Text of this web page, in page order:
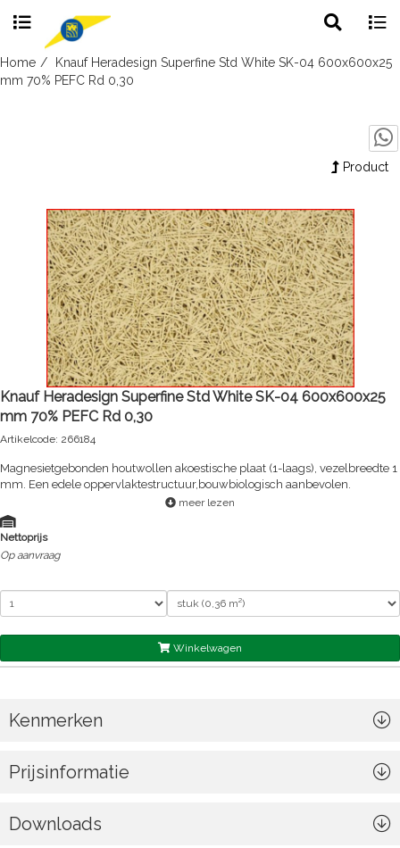
Skip
to
search
Home
Knauf Heradesign Superfine Std White SK-04 600x600x25
mm 70% PEFC Rd 0,30
Product
Knauf Heradesign Superfine Std White SK-04 600x600x25
mm 70% PEFC Rd 0,30
Artikelcode: 266184
Magnesietgebonden houtwollen akoestische plaat (1-laags), vezelbreedte 1
mm. Een edele oppervlaktestructuur,bouwbiologisch aanbevolen.
meer lezen
Nettoprijs
Op aanvraag
Winkelwagen
Kenmerken
Prijsinformatie
Downloads